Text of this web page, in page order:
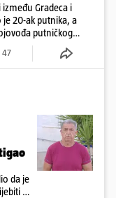
između Gradeca i
20-ak putnika, a
putničkog
47
da je
za